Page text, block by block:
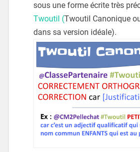
sous une forme écrite très
Twoutil (Twoutil Canonique
dans sa version idéale).